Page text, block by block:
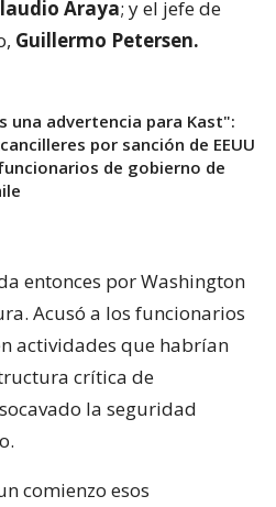
Araya; y el jefe de
Guillermo Petersen.
una advertencia para Kast":
por sanción de EEUU
de gobierno de
entonces por Washington
Acusó a los funcionarios
actividades que habrían
crítica de
la seguridad
comienzo esos